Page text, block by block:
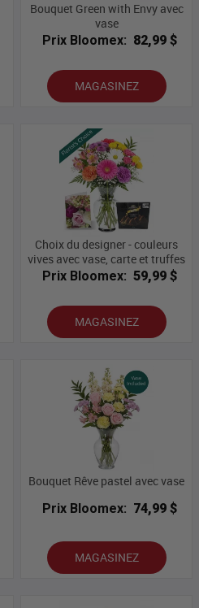
Bouquet Green with Envy avec
vase
Prix Bloomex: 82,99 $
MAGASINEZ
Choix du designer - couleurs
vives avec vase, carte et truffes
Prix Bloomex: 59,99 $
MAGASINEZ
Bouquet Rêve pastel avec vase
Prix Bloomex: 74,99 $
MAGASINEZ